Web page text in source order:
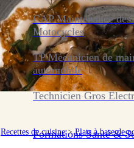
CAP Maintenance
Motocycles
TP Mécanicien de
automobile
Technicien Gros
Formations Santé &
Recettes de cuisine > Plats à base de